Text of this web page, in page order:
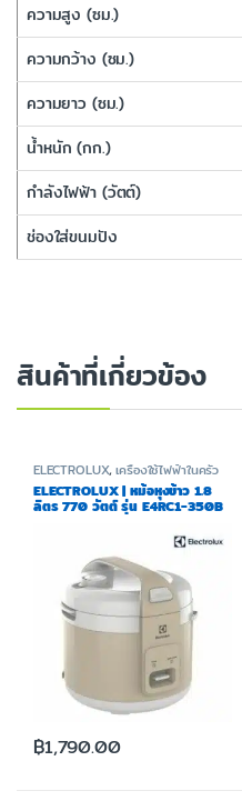
สินค้าที่เกี่ยวข้อง
ELECTROLUX,เครื่องใช้ไฟฟ้าในครัว
ELECTROLUX | หม้อหุงข้าว 1.8
ลิตร 770 วัตต์ รุ่น E4RC1-350B
฿1,790.00
ความสูง (ซม.)
ความกว้าง (ซม.)
ความยาว (ซม.)
น้ำหนัก (กก.)
กำลังไฟฟ้า (วัตต์)
ช่องใส่ขนมปัง